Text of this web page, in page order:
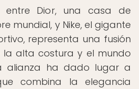
entre Dior, una casa de
mundial, y Nike, el gigante
representa una fusión
la alta costura y el mundo
alianza ha dado lugar a
combina la elegancia